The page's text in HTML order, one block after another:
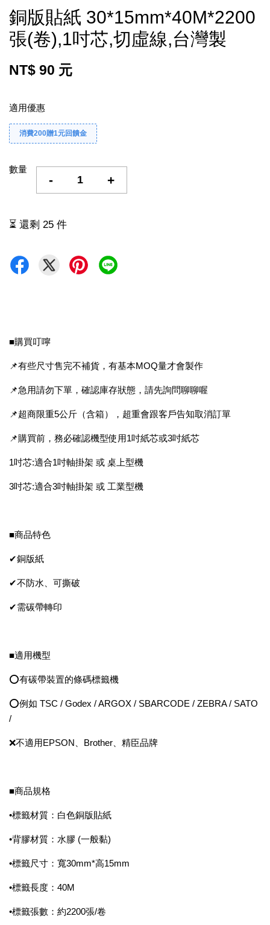
銅版貼紙 30*15mm*40M*2200
張(卷),1吋芯,切虛線,台灣製
NT$ 90 元
適用優惠
消費200贈1元回饋金
數量
- +
⏳ 還剩 25 件
■購買叮嚀
📌有些尺寸售完不補貨，有基本MOQ量才會製作
📌急用請勿下單，確認庫存狀態，請先詢問聊聊喔
📌超商限重5公斤（含箱），超重會跟客戶告知取消訂單
📌購買前，務必確認機型使用1吋紙芯或3吋紙芯
1吋芯:適合1吋軸掛架 或 桌上型機
3吋芯:適合3吋軸掛架 或 工業型機
■商品特色
✔銅版紙
✔不防水、可撕破
✔需碳帶轉印
■適用機型
⭕有碳帶裝置的條碼標籤機
⭕例如 TSC / Godex / ARGOX / SBARCODE / ZEBRA / SATO
/
❌不適用EPSON、Brother、精臣品牌
■商品規格
•標籤材質：白色銅版貼紙
•背膠材質：水膠 (一般黏)
•標籤尺寸：寬30mm*高15mm
•標籤長度：40M
•標籤張數：約2200張/卷